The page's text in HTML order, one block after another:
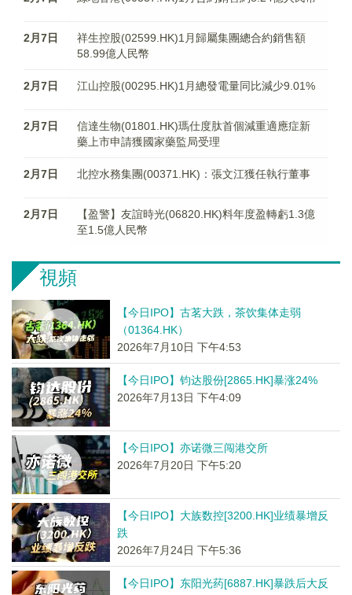
2月7日
祥生控股(02599.HK)1月歸屬集團總合約銷售額
58.99億人民幣
2月7日 江山控股(00295.HK)1月總發電量同比減少9.01%
2月7日
信達生物(01801.HK)瑪仕度肽首個減重適應症新
藥上市申請獲國家藥監局受理
2月7日 北控水務集團(00371.HK)：張文江獲任執行董事
2月7日
【盈警】友誼時光(06820.HK)料年度盈轉虧1.3億
至1.5億人民幣
視頻
【今日IPO】古茗大跌，茶饮集体走弱
（01364.HK）
2026年7月10日 下午4:53
【今日IPO】钧达股份[2865.HK]暴涨24%
2026年7月13日 下午4:09
【今日IPO】亦诺微三闯港交所
2026年7月20日 下午5:20
【今日IPO】大族数控[3200.HK]业绩暴增反
跌
2026年7月24日 下午5:36
【今日IPO】东阳光药[6887.HK]暴跌后大反